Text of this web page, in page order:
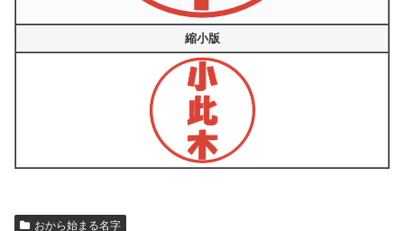
縮小版
おから始まる名字